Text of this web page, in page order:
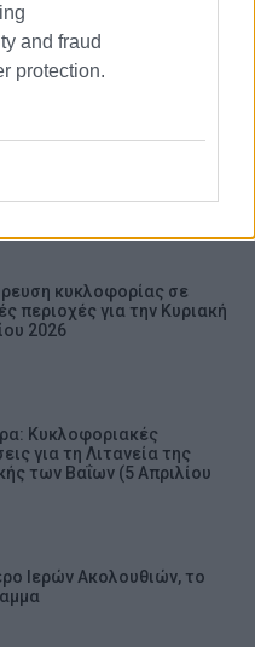
and fraud
protection.
και απαγόρευση
κυκλοφορίας σε
περιοχές για την Κυριακή
2026
Κυκλοφοριακές
για τη Λιτανεία της
των Βαΐων (5 Απριλίου
Ιερών Ακολουθιών, το